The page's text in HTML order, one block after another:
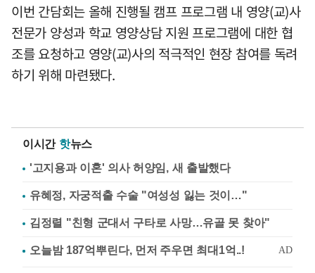
이번 간담회는 올해 진행될 캠프 프로그램 내 영양(교)사
전문가 양성과 학교 영양상담 지원 프로그램에 대한 협
조를 요청하고 영양(교)사의 적극적인 현장 참여를 독려
하기 위해 마련됐다.
이시간 핫뉴스
'고지용과 이혼' 의사 허양임, 새 출발했다
유혜정, 자궁적출 수술 "여성성 잃는 것이…"
김정렬 "친형 군대서 구타로 사망…유골 못 찾아"